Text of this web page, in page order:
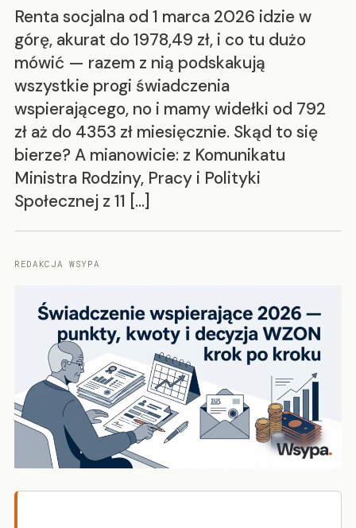
Renta socjalna od 1 marca 2026 idzie w
górę, akurat do 1978,49 zł, i co tu dużo
mówić — razem z nią podskakują
wszystkie progi świadczenia
wspierającego, no i mamy widełki od 792
zł aż do 4353 zł miesięcznie. Skąd to się
bierze? A mianowicie: z Komunikatu
Ministra Rodziny, Pracy i Polityki
Społecznej z 11 […]
REDAKCJA WSYPA